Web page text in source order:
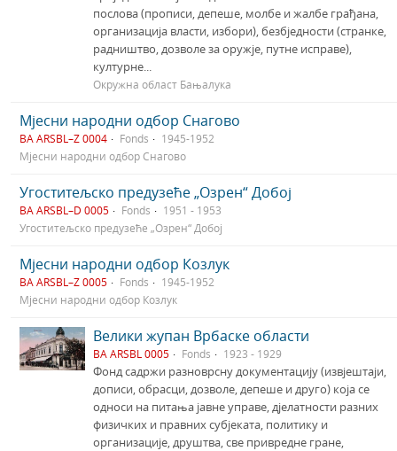
послова (прописи, депеше, молбе и жалбе грађана,
организација власти, избори), безбједности (странке,
радништво, дозволе за оружје, путне исправе),
културне...
Окружна област Бањалука
Мјесни народни одбор Снагово
BA ARSBL–Z 0004 Fonds
1945-1952
Мјесни народни одбор Снагово
Угоститељско предузеће „Озрен“ Добој
BA ARSBL–D 0005 Fonds
1951 - 1953
Угоститељско предузеће „Озрен“ Добој
Мјесни народни одбор Козлук
BA ARSBL–Z 0005 Fonds
1945-1952
Мјесни народни одбор Козлук
Велики жупан Врбаске области
BA ARSBL 0005 Fonds 1923 - 1929
Фонд садржи разноврсну документацију (извјештаји,
дописи, обрасци, дозволе, депеше и друго) која се
односи на питања јавне управе, дјелатности разних
физичких и правних субјеката, политику и
организације, друштва, све привредне гране,